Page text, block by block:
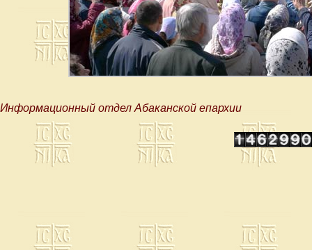
Информационный отдел Абаканской епархии